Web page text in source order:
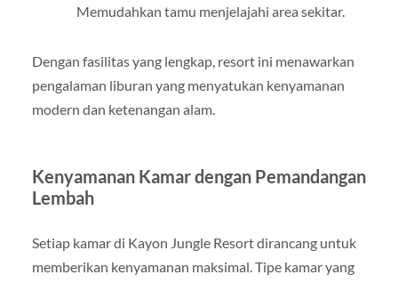
Memudahkan tamu menjelajahi area sekitar.
Dengan fasilitas yang lengkap, resort ini menawarkan
pengalaman liburan yang menyatukan kenyamanan
modern dan ketenangan alam.
Kenyamanan Kamar dengan Pemandangan
Lembah
Setiap kamar di Kayon Jungle Resort dirancang untuk
memberikan kenyamanan maksimal. Tipe kamar yang